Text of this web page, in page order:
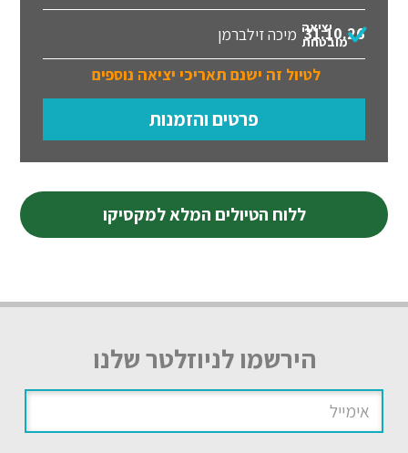
31.10.26 מיכה זילברמן יציאה
מובטחת
לטיול זה ישנם תאריכי יציאה נוספים
פרטים והזמנות
ללוח הטיולים המלא למקסיקו
הירשמו לניוזלטר שלנו